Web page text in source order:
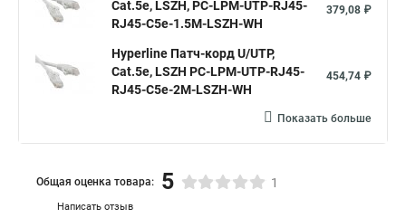
Аналоги по цене
292,50 ₽
Hyperline Патч-корд U/UTP,
Cat.5е, LSZH, PC-LPM-UTP-RJ45-